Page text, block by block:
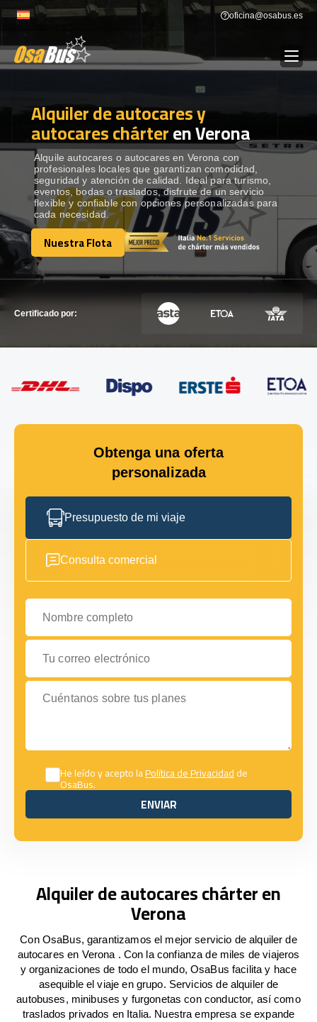
to
oficina@osabus.es
ALQUILER DE AUTOCARES
DESTINOS Show dropdown
RECORRIDAS Show dropdown
FLOTA
Alquiler de autocares y
autocares chárteren Verona
Alquile autocares o autocares en Verona con
profesionales locales que garantizan comodidad,
seguridad y atención de calidad. Ideal para turismo,
eventos, bodas o traslados, disfrute de un servicio
flexible y confiable con opciones personalizadas para
cada necesidad.
Nuestra Flota
Nuestra Flota
Certificado por:
Obtenga una oferta
personalizada
Presupuesto de mi viaje
Consulta comercial
Nombre completo
Tu correo electrónico
Cuéntanos sobre tus planes
He leído y acepto laPolítica de Privacidadde
OsaBus.
ENVIAR
ENVIAR
Alquiler de autocares chárter en
Verona
Con OsaBus, garantizamos el mejor servicio de alquiler de
autocares en Verona . Con la confianza de miles de viajeros
y organizaciones de todo el mundo, OsaBus facilita y hace
asequible el viaje en grupo. Servicios de alquiler de
autobuses, minibuses y furgonetas con conductor, así como
traslados privados en Italia. Nuestra empresa se expande